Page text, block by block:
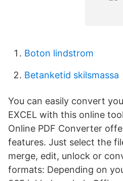
Boton lindstrom
Betanketid skilsmassa
You can easily convert
EXCEL with this online
Online PDF Converter
features. Just select the
merge, edit, unlock or
formats: Depending on